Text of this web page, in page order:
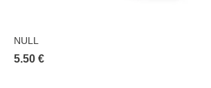
NULL
5.50 €